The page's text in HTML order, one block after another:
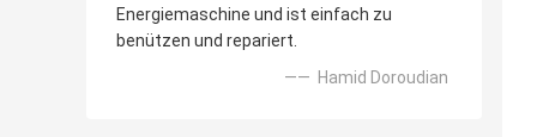
Energiemaschine und ist einfach zu
benützen und repariert.
—— Hamid Doroudian